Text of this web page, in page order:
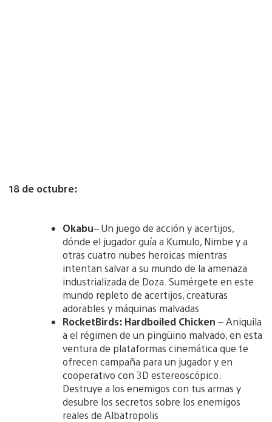
18 de octubre:
Okabu– Un juego de acción y acertijos,
dónde el jugador guía a Kumulo, Nimbe y a
otras cuatro nubes heroicas mientras
intentan salvar a su mundo de la amenaza
industrializada de Doza. Sumérgete en este
mundo repleto de acertijos, creaturas
adorables y máquinas malvadas
RocketBirds: Hardboiled Chicken – Aniquila
a el régimen de un pingüino malvado, en esta
ventura de plataformas cinemática que te
ofrecen campaña para un jugador y en
cooperativo con 3D estereoscópico.
Destruye a los enemigos con tus armas y
desubre los secretos sobre los enemigos
reales de Albatropolis